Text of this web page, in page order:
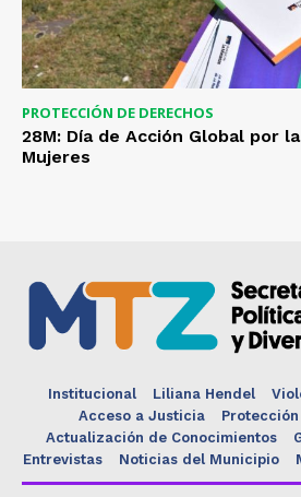
PROTECCIÓN DE DERECHOS
28M: Día de Acción Global por
Mujeres
Institucional Liliana Hendel
Acceso a Justicia
Actualización de Conocimientos
Entrevistas
Noticias del Municipio